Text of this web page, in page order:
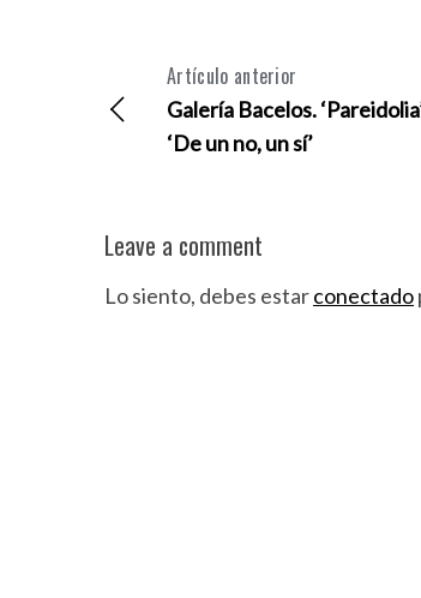
Artículo anterior
Galería Bacelos.
‘De un no, un sí’
Leave a comment
Lo siento, debes estarconectado
S
e
a
f